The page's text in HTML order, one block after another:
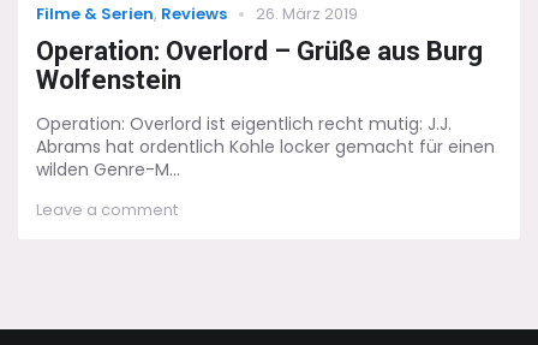
Categories
Filme & Serien, Reviews
Posted
on
26. März 2019
Operation: Overlord – Grüße aus Burg
Wolfenstein
Operation: Overlord ist eigentlich recht mutig: J.J.
Abrams hat ordentlich Kohle locker gemacht für einen
wilden Genre-M...
Leave a commenton